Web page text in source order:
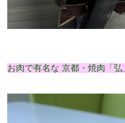
お肉で有名な 京都・焼肉「弘